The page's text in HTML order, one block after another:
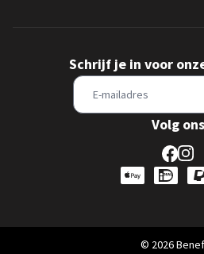
Schrijf je in voor
Volg ons
© 2026